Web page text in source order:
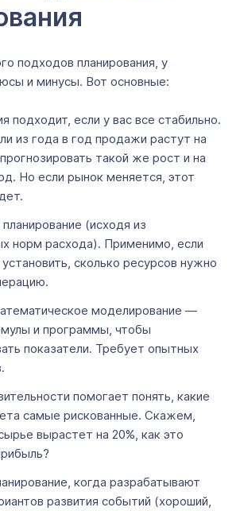
подходов планирования, у
и минусы. Вот основные:
подходит, если у вас все стабильно.
из года в год продажи растут на
такой же рост и на
Но если рынок меняется, этот
(исходя из
норм расхода). Применимо, если
сколько ресурсов нужно
моделирование —
и программы, чтобы
показатели. Требует опытных
помогает понять, какие
самые рискованные. Скажем,
вырастет на 20%, как это
когда разрабатывают
развития событий (хороший,